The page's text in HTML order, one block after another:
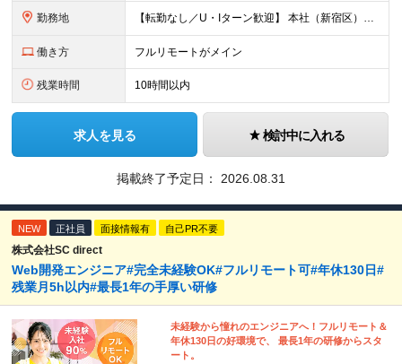
勤務地 【転勤なし／U・Iターン歓迎】 本社（新宿区）、大阪支店、名古屋支店または東京都・神奈川県・千葉県・埼玉県・愛知県・大阪府・福岡県をはじめ、全国のプロジェクト先 ※ご希望を最大限考慮して配属先を決定
働き方 フルリモートがメイン
残業時間 10時間以内
求人を見る 検討中に入れる
掲載終了予定日： 2026.08.31
NEW 正社員 面接情報有 自己PR不要
株式会社SC direct
Web開発エンジニア#完全未経験OK#フルリモート可#年休130日#
残業月5h以内#最長1年の手厚い研修
未経験から憧れのエンジニアへ！フルリモート＆
年休130日の好環境で、 最長1年の研修からスタ
ート。